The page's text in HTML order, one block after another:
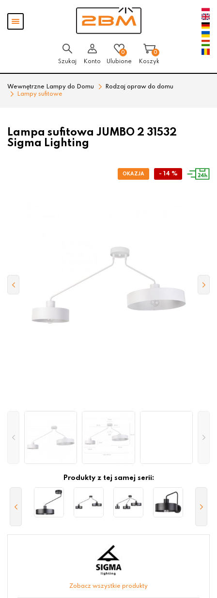
Pokaż
menu
Szukaj Konto
0
Ulubione
0
Koszyk
Wewnętrzne Lampy do Domu
Rodzaj opraw do domu
Lampy sufitowe
Lampa sufitowa JUMBO 2 31532
Sigma Lighting
- 14 %
Produkty z tej samej serii:
Zobacz wszystkie produkty